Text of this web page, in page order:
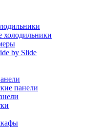
холодильники
by Slide
панели